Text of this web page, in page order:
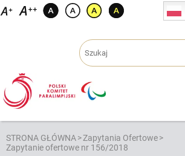
Przejdź
STRONA GŁÓWNA>Zapytania Ofertowe>
Zapytanie ofertowe nr 156/2018